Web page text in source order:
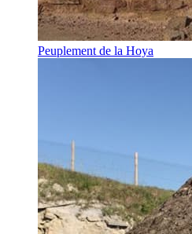
Peuplement de la Hoya